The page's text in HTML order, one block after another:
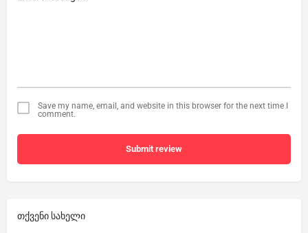
Save my name, email, and website in this browser for the next time I
comment.
Submit review
თქვენი სახელი